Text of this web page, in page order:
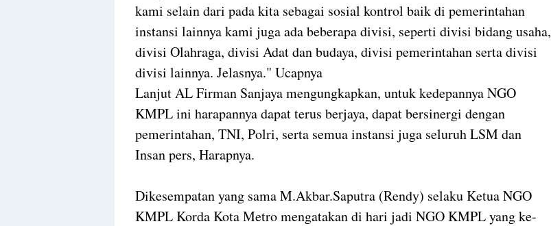
kami selain dari pada kita sebagai sosial kontrol baik di pemerintahan
instansi lainnya kami juga ada beberapa divisi, seperti divisi bidang usaha,
divisi Olahraga, divisi Adat dan budaya, divisi pemerintahan serta divisi
divisi lainnya. Jelasnya." Ucapnya
Lanjut AL Firman Sanjaya mengungkapkan, untuk kedepannya NGO
KMPL ini harapannya dapat terus berjaya, dapat bersinergi dengan
pemerintahan, TNI, Polri, serta semua instansi juga seluruh LSM dan
Insan pers, Harapnya.
Dikesempatan yang sama M.Akbar.Saputra (Rendy) selaku Ketua NGO
KMPL Korda Kota Metro mengatakan di hari jadi NGO KMPL yang ke-